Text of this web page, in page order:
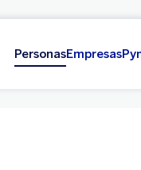
PersonasEmpresas